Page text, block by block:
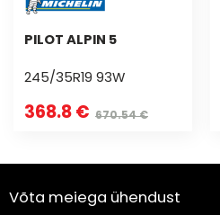
PILOT ALPIN 5
245/35R19 93W
368.8 € 670.54 €
Võta meiega ühendust